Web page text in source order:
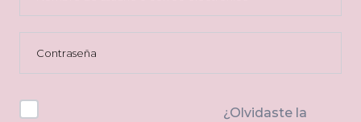
¿Olvidaste la